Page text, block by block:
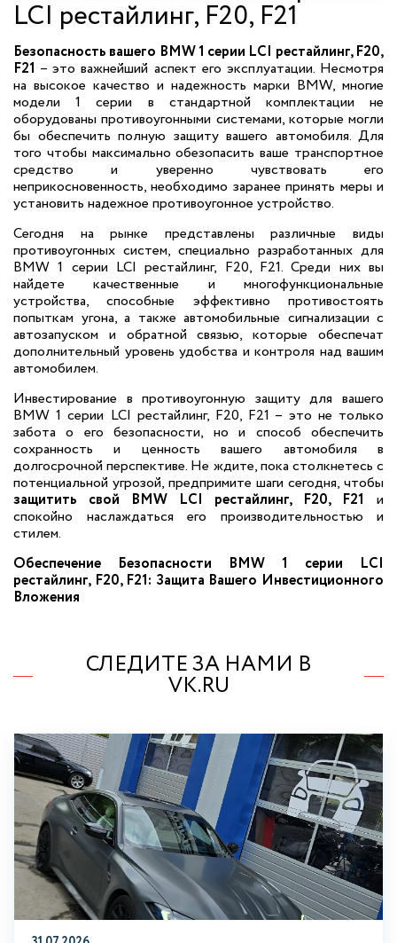
LCI рестайлинг, F20, F21
Безопасность вашего BMW 1 серии LCI рестайлинг, F20,
F21 – это важнейший аспект его эксплуатации. Несмотря
на высокое качество и надежность марки BMW, многие
модели 1 серии в стандартной комплектации не
оборудованы противоугонными системами, которые могли
бы обеспечить полную защиту вашего автомобиля. Для
того чтобы максимально обезопасить ваше транспортное
средство и уверенно чувствовать его
неприкосновенность, необходимо заранее принять меры и
установить надежное противоугонное устройство.
Сегодня на рынке представлены различные виды
противоугонных систем, специально разработанных для
BMW 1 серии LCI рестайлинг, F20, F21. Среди них вы
найдете качественные и многофункциональные
устройства, способные эффективно противостоять
попыткам угона, а также автомобильные сигнализации с
автозапуском и обратной связью, которые обеспечат
дополнительный уровень удобства и контроля над вашим
автомобилем.
Инвестирование в противоугонную защиту для вашего
BMW 1 серии LCI рестайлинг, F20, F21 – это не только
забота о его безопасности, но и способ обеспечить
сохранность и ценность вашего автомобиля в
долгосрочной перспективе. Не ждите, пока столкнетесь с
потенциальной угрозой, предпримите шаги сегодня, чтобы
защитить свой BMW LCI рестайлинг, F20, F21 и
спокойно наслаждаться его производительностью и
стилем.
Обеспечение Безопасности BMW 1 серии LCI
рестайлинг, F20, F21: Защита Вашего Инвестиционного
Вложения
СЛЕДИТЕ ЗА НАМИ В
VK.RU